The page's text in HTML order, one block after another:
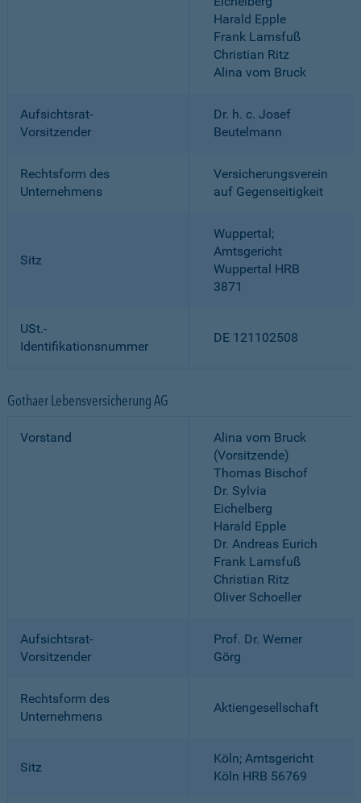
Harald Epple
Frank Lamsfuß
Christian Ritz
Alina vom Bruck
Aufsichtsrat-
Vorsitzender
Dr. h. c. Josef
Beutelmann
Rechtsform des
Unternehmens
Versicherungsverein
auf Gegenseitigkeit
Sitz
Wuppertal;
Amtsgericht
Wuppertal HRB
3871
USt.-
Identifikationsnummer
DE 121102508
Gothaer Lebensversicherung AG
Vorstand
Alina vom Bruck
(Vorsitzende)
Thomas Bischof
Dr. Sylvia
Eichelberg
Harald Epple
Dr. Andreas Eurich
Frank Lamsfuß
Christian Ritz
Oliver Schoeller
Aufsichtsrat-
Vorsitzender
Prof. Dr. Werner
Görg
Rechtsform des
Unternehmens
Aktiengesellschaft
Sitz
Köln; Amtsgericht
Köln HRB 56769